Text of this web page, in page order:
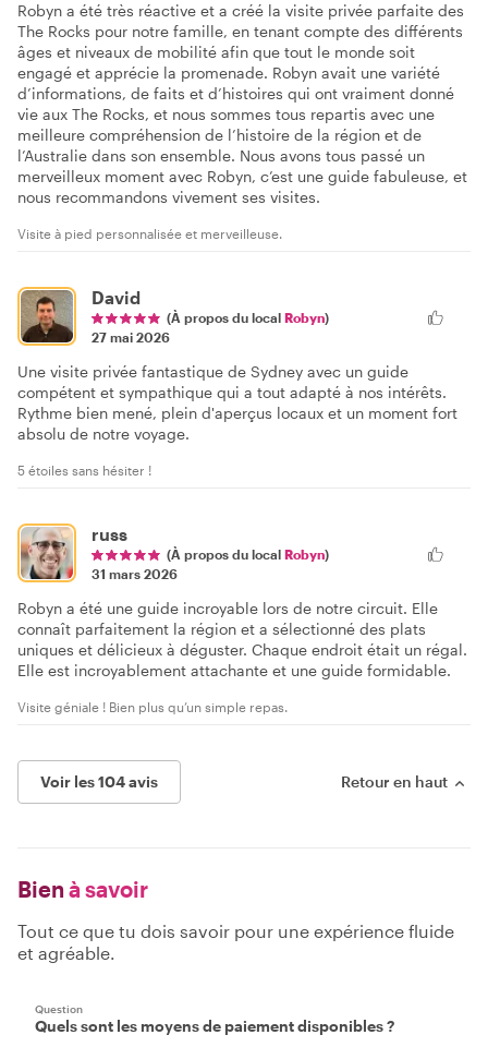
Robyn a été très réactive et a créé la visite privée parfaite des
The Rocks pour notre famille, en tenant compte des différents
âges et niveaux de mobilité afin que tout le monde soit
engagé et apprécie la promenade. Robyn avait une variété
d’informations, de faits et d’histoires qui ont vraiment donné
vie aux The Rocks, et nous sommes tous repartis avec une
meilleure compréhension de l’histoire de la région et de
l’Australie dans son ensemble. Nous avons tous passé un
merveilleux moment avec Robyn, c’est une guide fabuleuse, et
nous recommandons vivement ses visites.
Visite à pied personnalisée et merveilleuse.
David
(À propos du local Robyn)
27 mai 2026
Une visite privée fantastique de Sydney avec un guide
compétent et sympathique qui a tout adapté à nos intérêts.
Rythme bien mené, plein d'aperçus locaux et un moment fort
absolu de notre voyage.
5 étoiles sans hésiter !
russ
(À propos du local Robyn)
31 mars 2026
Robyn a été une guide incroyable lors de notre circuit. Elle
connaît parfaitement la région et a sélectionné des plats
uniques et délicieux à déguster. Chaque endroit était un régal.
Elle est incroyablement attachante et une guide formidable.
Visite géniale ! Bien plus qu’un simple repas.
Voir les 104 avis Retour en haut
Bien à savoir
Tout ce que tu dois savoir pour une expérience fluide
et agréable.
Question
Quels sont les moyens de paiement disponibles ?